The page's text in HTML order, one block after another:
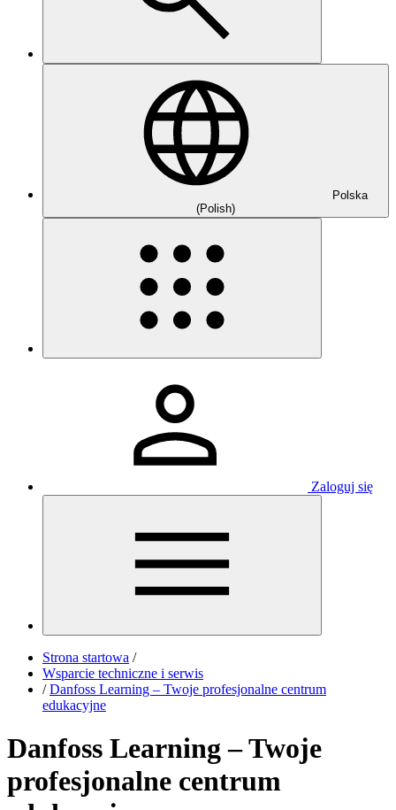
Polska
(Polish)
Zaloguj się
Strona startowa /
Wsparcie techniczne i serwis
/ Danfoss Learning – Twoje profesjonalne centrum
edukacyjne
Danfoss Learning – Twoje
profesjonalne centrum